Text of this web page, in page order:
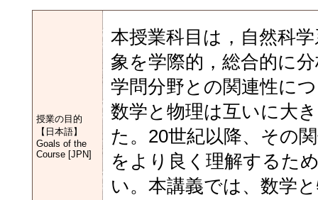
授業の目的
【日本語】
Goals of the
Course [JPN]
本授業科目は，自然科
象を学際的，総合的に
学問分野との関連性に
数学と物理は互いに大
た。20世紀以降、その
をより良く理解するた
い。本講義では、数学